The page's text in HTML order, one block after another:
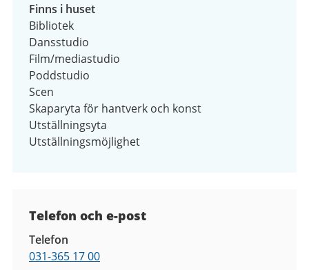
Finns i huset
Bibliotek
Dansstudio
Film/mediastudio
Poddstudio
Scen
Skaparyta för hantverk och konst
Utställningsyta
Utställningsmöjlighet
Telefon och e-post
Telefon
031-365 17 00